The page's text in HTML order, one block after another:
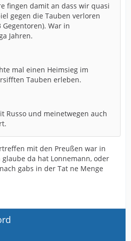
fingen damit an dass wir quasi
gegen die Tauben verloren
War in
Jahren.
mal einen Heimsieg im
Tauben erleben.
Russo und meinetwegen auch
mit den Preußen war in
da hat Lonnemann, oder
gabs in der Tat ne Menge